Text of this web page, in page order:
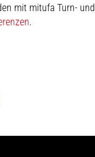
mit mitufa Turn- und
.